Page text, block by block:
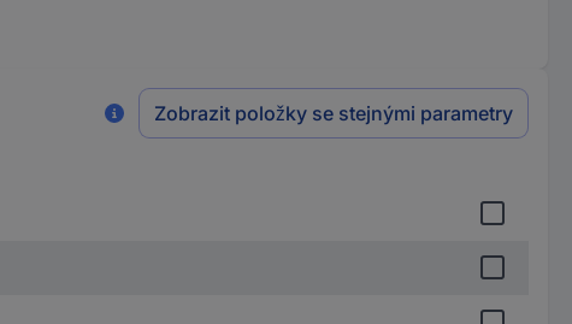
Zobrazit položky se stejnými parametry